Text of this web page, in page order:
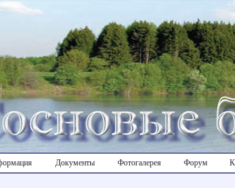
Документы Фотогалерея Форум